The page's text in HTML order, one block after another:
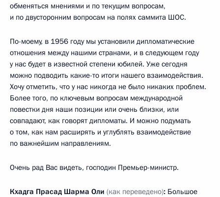
обменяться мнениями и по текущим вопросам,
и по двусторонним вопросам на полях саммита ШОС.
По-моему, в 1956 году мы установили дипломатические
отношения между нашими странами, и в следующем году
у нас будет в известной степени юбилей. Уже сегодня
можно подводить какие-то итоги нашего взаимодействия.
Хочу отметить, что у нас никогда не было никаких проблем.
Более того, по ключевым вопросам международной
повестки дня наши позиции или очень близки, или
совпадают, как говорят дипломаты. И можно подумать
о том, как нам расширять и углублять взаимодействие
по важнейшим направлениям.
Очень рад Вас видеть, господин Премьер-министр.
Кхадга Прасад Шарма Оли (как переведено): Большое